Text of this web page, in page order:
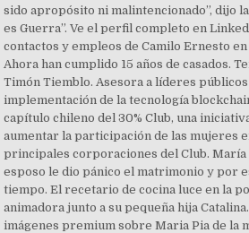
sido apropósito ni malintencionado”, dijo
es Guerra”. Ve el perfil completo en
contactos y empleos de Camilo Ernesto
Ahora han cumplido 15 años de casados.
Timón Tiemblo. Asesora a líderes
implementación de la tecnología
capítulo chileno del 30% Club, una
aumentar la participación de las mujeres
principales corporaciones del Club. María
esposo le dio pánico el matrimonio y por
tiempo. El recetario de cocina luce en la
animadora junto a su pequeña hija
imágenes premium sobre Maria Pia de la